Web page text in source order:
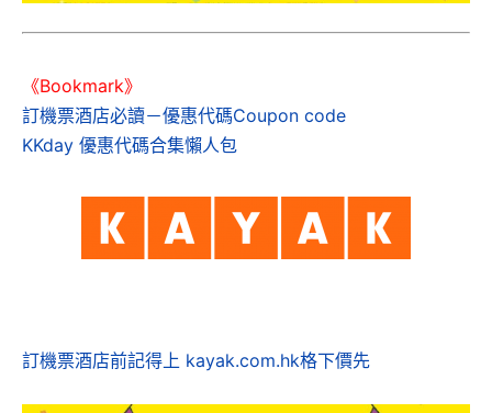
《Bookmark》
訂機票酒店必讀－優惠代碼Coupon code
KKday 優惠代碼合集懶人包
訂機票酒店前記得上 kayak.com.hk格下價先